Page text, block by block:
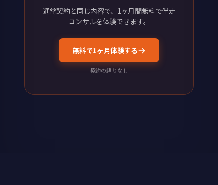
通常契約と同じ内容で、1ヶ月間無料で伴走
コンサルを体験できます。
無料で1ヶ月体験する
契約の縛りなし